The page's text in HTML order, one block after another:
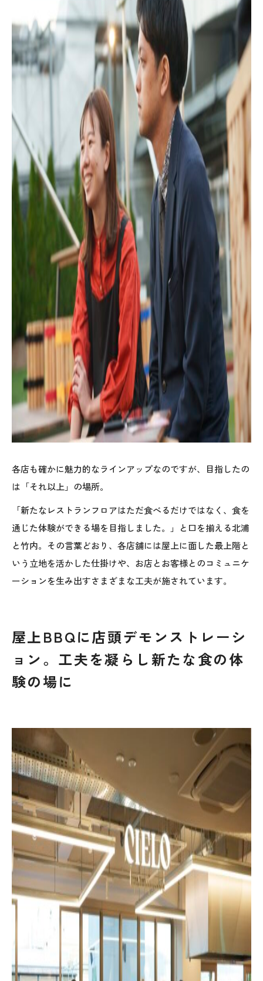
各店も確かに魅力的なラインアップなのですが、目指したの
は「それ以上」の場所。
「新たなレストランフロアはただ食べるだけではなく、食を
通じた体験ができる場を目指しました。」と口を揃える北浦
と竹内。その言葉どおり、各店舗には屋上に面した最上階と
いう立地を活かした仕掛けや、お店とお客様とのコミュニケ
ーションを生み出すさまざまな工夫が施されています。
屋上BBQに店頭デモンストレーシ
ョン。工夫を凝らし新たな食の体
験の場に